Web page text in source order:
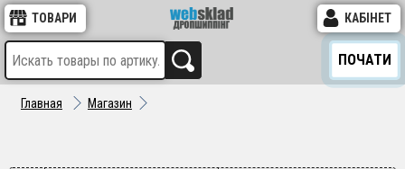
ТОВАРИ КАБІНЕТ
ПОЧАТИ
Главная Магазин